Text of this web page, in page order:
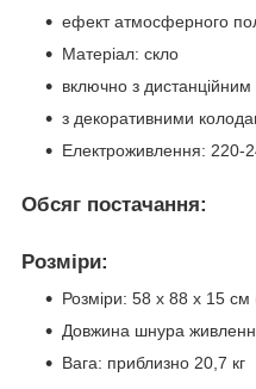
ефект атмосферного
Матеріал: скло
включно з
з декоративними
Електроживлення: 220-
Обсяг постачання:
Розміри:
Розміри: 58 х 88 х 15
Довжина шнура
Вага: приблизно 20,7 кг